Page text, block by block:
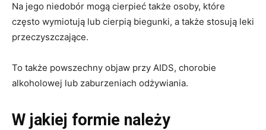
Na jego niedobór mogą cierpieć także osoby, które
często wymiotują lub cierpią biegunki, a także stosują leki
przeczyszczające.
To także powszechny objaw przy AIDS, chorobie
alkoholowej lub zaburzeniach odżywiania.
W jakiej formie należy